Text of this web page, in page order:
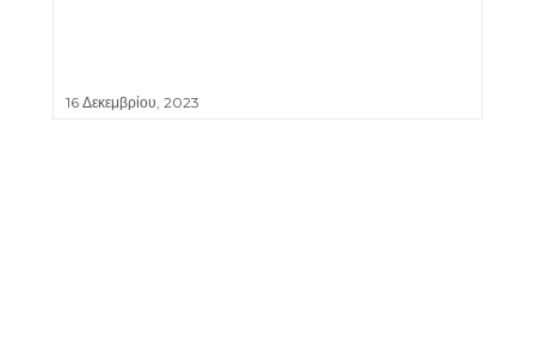
16 Δεκεμβρίου, 2023